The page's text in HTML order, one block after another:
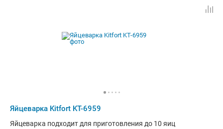
Яйцеварка Kitfort KT-6959
Яйцеварка подходит для приготовления до 10 яиц